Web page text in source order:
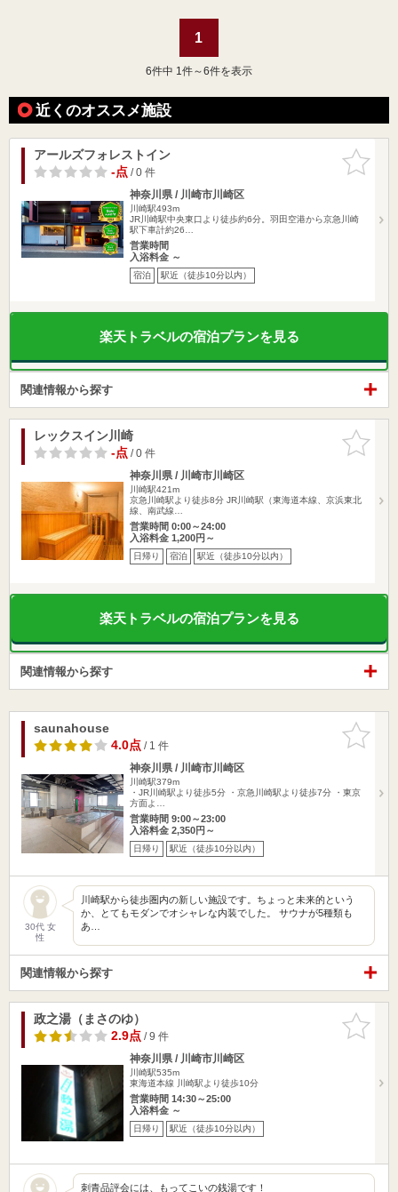
1
6件中 1件～6件を表示
近くのオススメ施設
お気に入
りに追加
アールズフォレストイン
-点/ 0 件
神奈川県 / 川崎市川崎区
川崎駅493m
JR川崎駅中央東口より徒歩約6分。羽田空港から京急川崎
駅下車計約26…
営業時間
入浴料金 ～
宿泊 駅近（徒歩10分以内）
楽天トラベルの宿泊プランを見る
関連情報から探す
お気に入
りに追加
レックスイン川崎
-点/ 0 件
神奈川県 / 川崎市川崎区
川崎駅421m
京急川崎駅より徒歩8分 JR川崎駅（東海道本線、京浜東北
線、南武線…
営業時間 0:00～24:00
入浴料金 1,200円～
日帰り 宿泊 駅近（徒歩10分以内）
楽天トラベルの宿泊プランを見る
関連情報から探す
お気に入
りに追加
saunahouse
4.0点/ 1 件
神奈川県 / 川崎市川崎区
川崎駅379m
・JR川崎駅より徒歩5分 ・京急川崎駅より徒歩7分 ・東京
方面よ…
営業時間 9:00～23:00
入浴料金 2,350円～
日帰り 駅近（徒歩10分以内）
30代 女
性
川崎駅から徒歩圏内の新しい施設です。ちょっと未来的という
か、とてもモダンでオシャレな内装でした。 サウナが5種類も
あ…
関連情報から探す
お気に入
りに追加
政之湯（まさのゆ）
2.9点/ 9 件
神奈川県 / 川崎市川崎区
川崎駅535m
東海道本線 川崎駅より徒歩10分
営業時間 14:30～25:00
入浴料金 ～
日帰り 駅近（徒歩10分以内）
刺青品評会には、もってこいの銭湯です！